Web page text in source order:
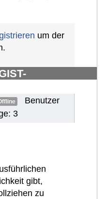
um der
Benutzer
3
gibt,
zu